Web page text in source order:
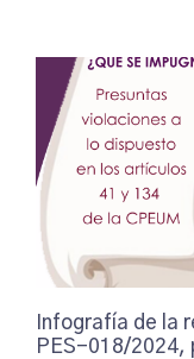
Infografía de la
PES-018/2024,